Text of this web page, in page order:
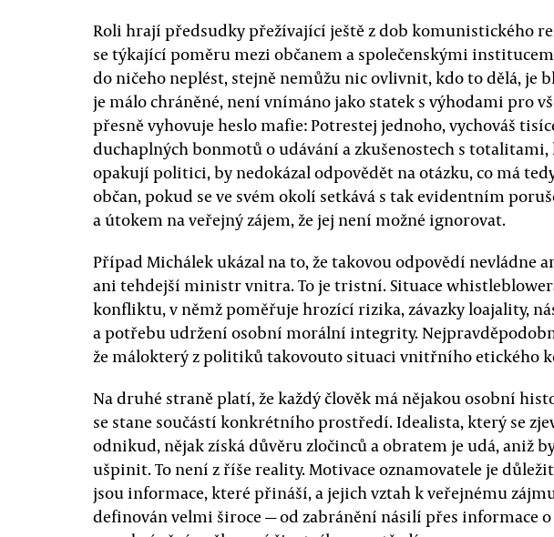
Roli hrají předsudky přežívající ještě z dob komunistického
se týkající poměru mezi občanem a společenskými
do ničeho neplést, stejně nemůžu nic ovlivnit, kdo to dělá, je
je málo chráněné, není vnímáno jako statek s výhodami pro
přesně vyhovuje heslo mafie: Potrestej jednoho, vychováš
duchaplných bonmotů o udávání a zkušenostech s
opakují politici, by nedokázal odpovědět na otázku, co má
občan, pokud se ve svém okolí setkává s tak evidentním
a útokem na veřejný zájem, že jej není možné ignorovat.
Případ Michálek ukázal na to, že takovou odpovědí nevládne
ani tehdejší ministr vnitra. To je tristní. Situace
konfliktu, v němž poměřuje hrozící rizika, závazky loajality,
a potřebu udržení osobní morální integrity.
že málokterý z politiků takovouto situaci vnitřního etického
Na druhé straně platí, že každý člověk má nějakou osobní
se stane součástí konkrétního prostředí. Idealista, který se
odnikud, nějak získá důvěru zločinců a obratem je udá, aniž
ušpinit. To není z říše reality. Motivace oznamovatele je
jsou informace, které přináší, a jejich vztah k veřejnému
definován velmi široce — od zabránění násilí přes informace